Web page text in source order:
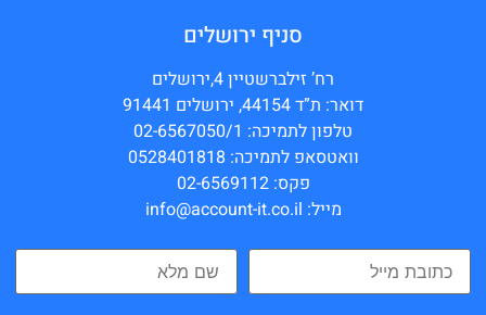
סניף ירושלים
רח’ זילברשטיין 4,ירושלים
דואר: ת”ד 44154, ירושלים 91441
טלפון לתמיכה: 02-6567050/1
וואטסאפ לתמיכה: 0528401818
פקס: 02-6569112
מייל: info@account-it.co.il